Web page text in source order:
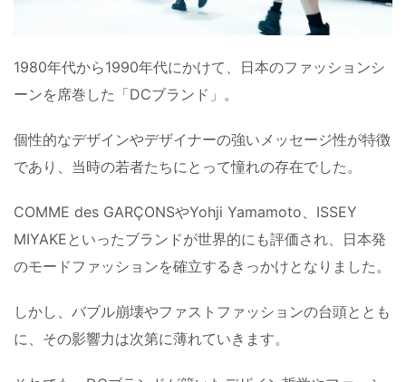
1980年代から1990年代にかけて、日本のファッションシ
ーンを席巻した「DCブランド」。
個性的なデザインやデザイナーの強いメッセージ性が特徴
であり、当時の若者たちにとって憧れの存在でした。
COMME des GARÇONSやYohji Yamamoto、ISSEY
MIYAKEといったブランドが世界的にも評価され、日本発
のモードファッションを確立するきっかけとなりました。
しかし、バブル崩壊やファストファッションの台頭ととも
に、その影響力は次第に薄れていきます。